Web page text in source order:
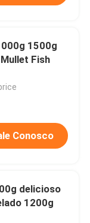
1500g
Fish
Conosco
delicioso
1200g